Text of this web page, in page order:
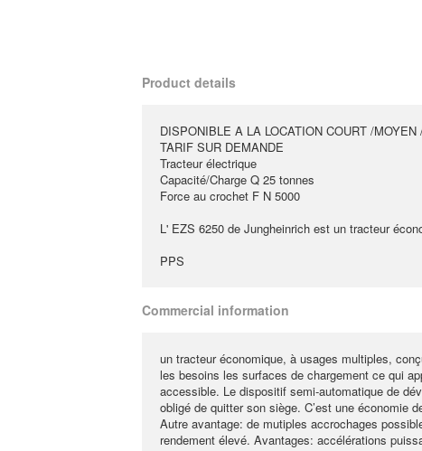
Product details
DISPONIBLE A LA LOCATION COURT /MOYEN
TARIF SUR DEMANDE
Tracteur électrique
Capacité/Charge Q 25 tonnes
Force au crochet F N 5000
L' EZS 6250 de Jungheinrich est un tracteur
PPS
Commercial information
un tracteur économique, à usages multiples,
les besoins les surfaces de chargement ce qui
accessible. Le dispositif semi-automatique de
obligé de quitter son siège. C’est une économie
Autre avantage: de mutiples accrochages
rendement élevé. Avantages: accélérations